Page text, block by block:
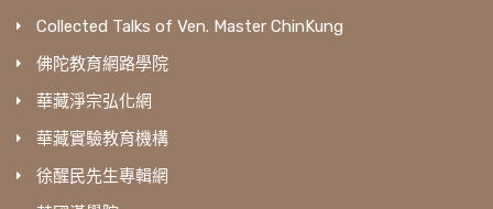
Collected Talks of Ven. Master ChinKung
佛陀教育網路學院
華藏淨宗弘化網
華藏實驗教育機構
徐醒民先生專輯網